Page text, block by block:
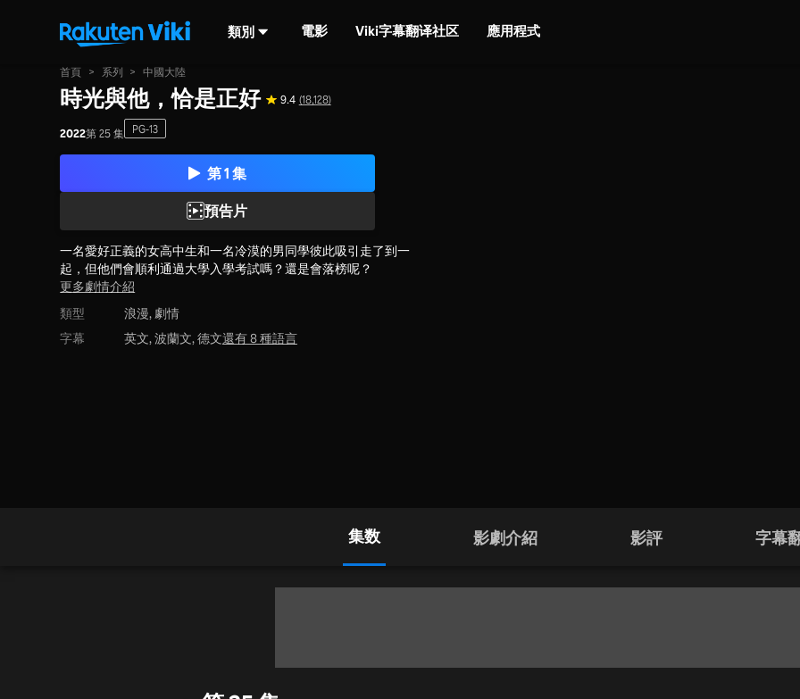
類別 電影 Viki字幕翻译社区 應用程式
首頁 > 系列 > 中國大陸
時光與他，恰是正好 9.4 (18,128)
2022第 25 集 PG-13
第 1 集
預告片
一名愛好正義的女高中生和一名冷漠的男同學彼此吸引走了到一
起，但他們會順利通過大學入學考試嗎？還是會落榜呢？
更多劇情介紹
類型
浪漫, 劇情
字幕
英文, 波蘭文, 德文還有 8 種語言
集数 影劇介紹 影評 字幕